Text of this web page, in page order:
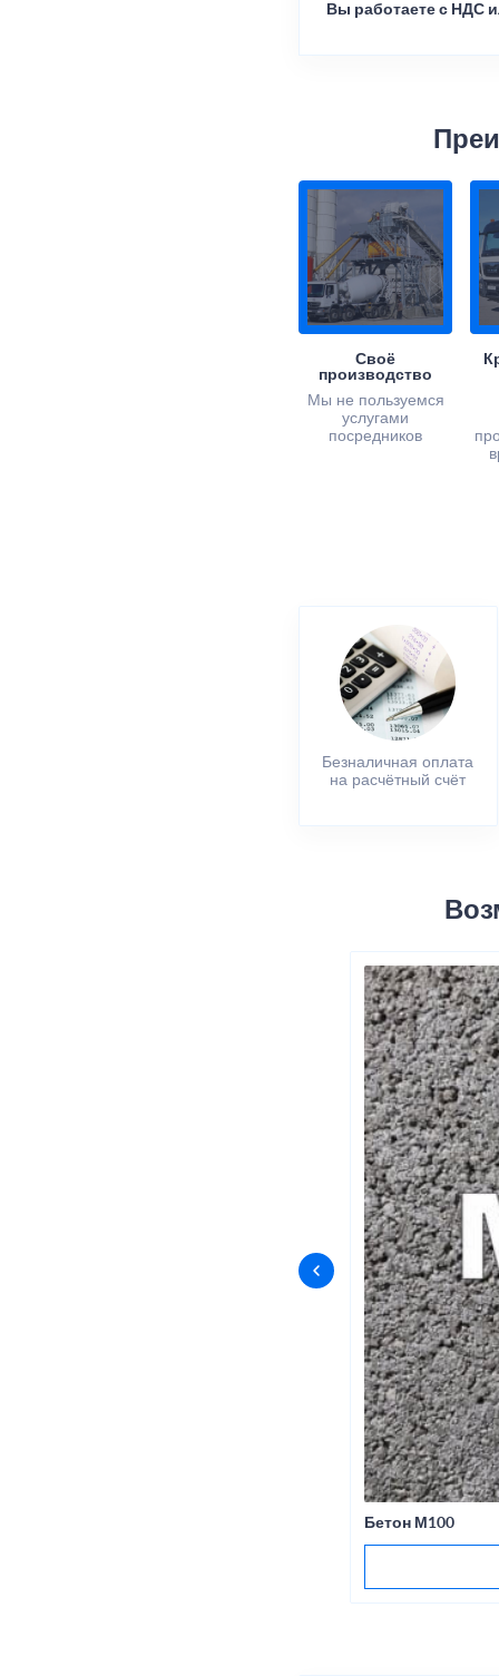
Вы работаете с НДС
Своё
производство
Мы не пользуемся
услугами
посредников
Безналичная оплата
на расчётный счёт
Бетон М100